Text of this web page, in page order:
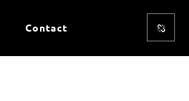
Contact